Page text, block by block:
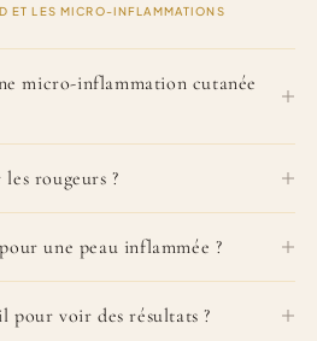
ET LES MICRO-INFLAMMATIONS
micro-inflammation cutanée
rougeurs ?
une peau inflammée ?
pour voir des résultats ?